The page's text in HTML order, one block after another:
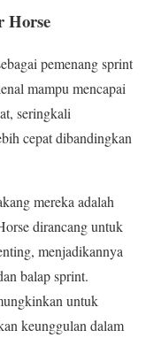
Horse
pemenang sprint
mampu mencapai
seringkali
cepat dibandingkan
mereka adalah
dirancang untuk
menjadikannya
balap sprint.
untuk
keunggulan dalam